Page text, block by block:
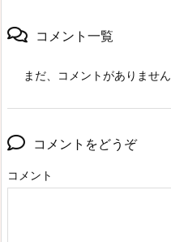
コメント一覧
まだ、コメントがありません
コメントをどうぞ
コメント